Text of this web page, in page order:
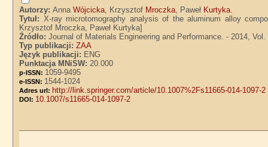
Autorzy:AnnaWójcicka, Krzysztof Mroczka, Paweł Kurtyka.
Tytuł: X-ray microtomography analysis of the aluminum alloy
Krzysztof Mroczka, Paweł Kurtyka]
Źródło:Journal of Materials Engineering and Performance. - 2014,
Typ publikacji:ZAA
Język publikacji: ENG
Punktacja MNiSW:20.000
p-ISSN: 1059-9495
e-ISSN: 1544-1024
Adres url: http://link.springer.com/article/10.1007%2Fs11665-014-1097-2
DOI: 10.1007/s11665-014-1097-2